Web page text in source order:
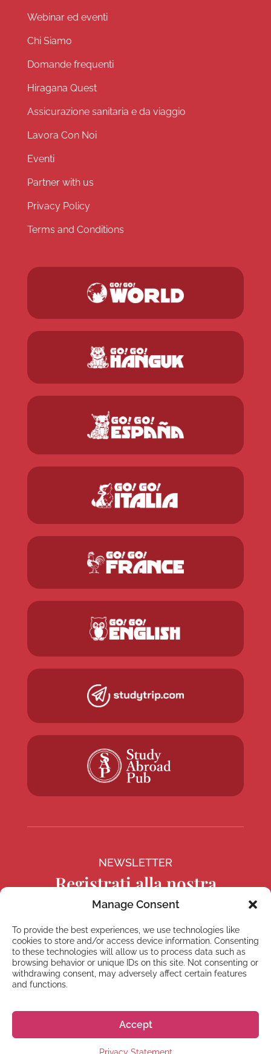
Manage Consent
To provide the best experiences, we use technologies like
cookies to store and/or access device information. Consenting
to these technologies will allow us to process data such as
browsing behavior or unique IDs on this site. Not consenting or
withdrawing consent, may adversely affect certain features
and functions.
Accept
Webinar ed eventi
Chi Siamo
Domande frequenti
Hiragana Quest
Assicurazione sanitaria e da viaggio
Lavora Con Noi
Eventi
Partner with us
Privacy Policy
Terms and Conditions
NEWSLETTER
Registrati alla nostra
Newsletter
Registrati
© 2026 株式会社GoGo World